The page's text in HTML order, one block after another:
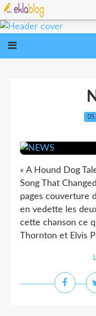
« A Hound Dog
Song That
pages couverture
en vedette les
cette chanson ce
Thornton et Elvis